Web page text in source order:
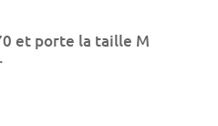
et porte la taille M